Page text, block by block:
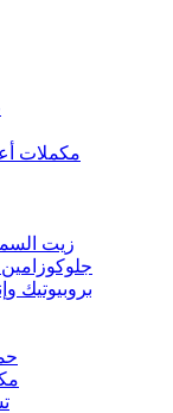
مكملات
زيت
بروبيوتيك